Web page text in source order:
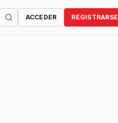
ACCEDER REGISTRARSE